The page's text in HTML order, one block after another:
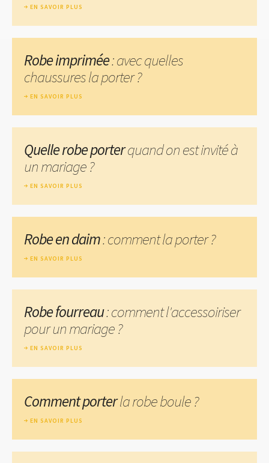
EN SAVOIR PLUS
Robe imprimée: avec quelles
chaussures la porter ?
EN SAVOIR PLUS
Quelle robe porterquand on est invité à
un mariage ?
EN SAVOIR PLUS
Robe en daim: comment la porter ?
EN SAVOIR PLUS
Robe fourreau: comment l'accessoiriser
pour un mariage ?
EN SAVOIR PLUS
Comment porterla robe boule ?
EN SAVOIR PLUS